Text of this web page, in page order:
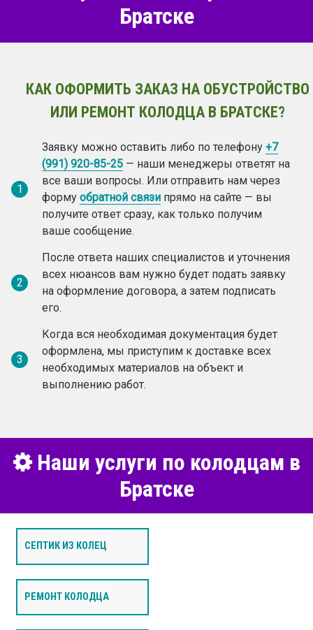
Братске
КАК ОФОРМИТЬ ЗАКАЗ НА ОБУСТРОЙСТВО
ИЛИ РЕМОНТ КОЛОДЦА В БРАТСКЕ?
1
Заявку можно оставить либо по телефону +7
(991) 920-85-25 — наши менеджеры ответят на
все ваши вопросы. Или отправить нам через
форму обратной связи прямо на сайте — вы
получите ответ сразу, как только получим
ваше сообщение.
2
После ответа наших специалистов и уточнения
всех нюансов вам нужно будет подать заявку
на оформление договора, а затем подписать
его.
3
Когда вся необходимая документация будет
оформлена, мы приступим к доставке всех
необходимых материалов на объект и
выполнению работ.
Наши услуги по колодцам в
Братске
СЕПТИК ИЗ КОЛЕЦ
РЕМОНТ КОЛОДЦА